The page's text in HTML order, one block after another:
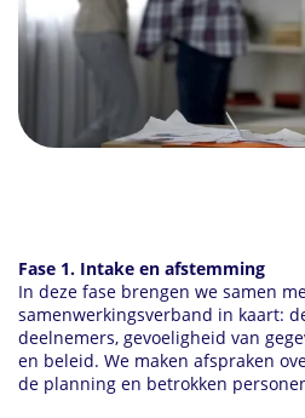
Fase 1. Intake en afstemming
In deze fase brengen we samen
samenwerkingsverband in kaart:
deelnemers, gevoeligheid van
en beleid. We maken afspraken
de planning en betrokken